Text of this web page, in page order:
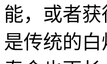
能，或者
是传统的